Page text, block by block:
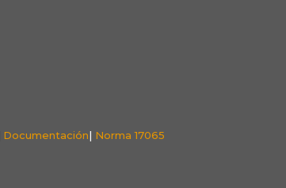
Documentación| Norma 17065